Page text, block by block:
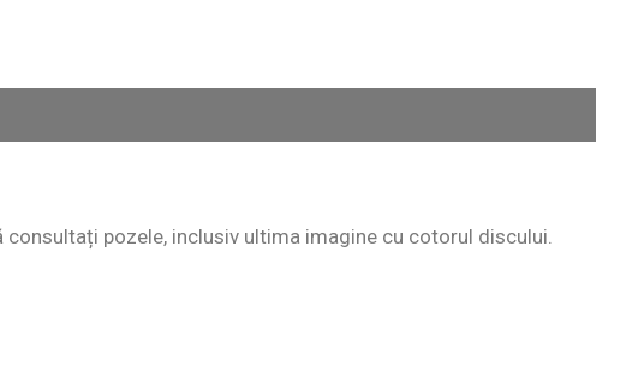
pozele, inclusiv ultima imagine cu cotorul discului.